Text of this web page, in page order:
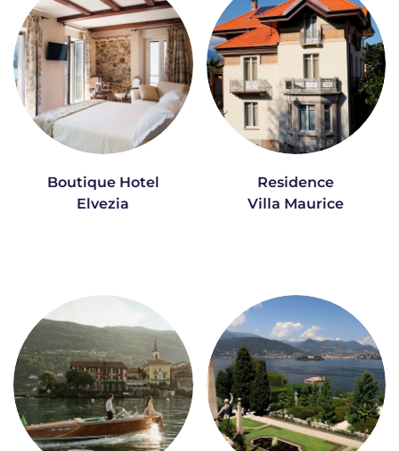
Boutique Hotel
Elvezia
Residence
Villa Maurice